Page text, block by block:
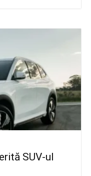
SUV-ul